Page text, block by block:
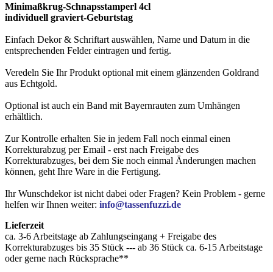
Minimaßkrug-Schnapsstamperl 4cl
individuell graviert-Geburtstag
Einfach Dekor & Schriftart auswählen, Name und Datum in die
entsprechenden Felder eintragen und fertig.
Veredeln Sie Ihr Produkt optional mit einem glänzenden Goldrand
aus Echtgold.
Optional ist auch ein Band mit Bayernrauten zum Umhängen
erhältlich.
Zur Kontrolle erhalten Sie in jedem Fall noch einmal einen
Korrekturabzug per Email - erst nach Freigabe des
Korrekturabzuges, bei dem Sie noch einmal Änderungen machen
können, geht Ihre Ware in die Fertigung.
Ihr Wunschdekor ist nicht dabei oder Fragen? Kein Problem - gerne
helfen wir Ihnen weiter: info@tassenfuzzi.de
Lieferzeit
ca. 3-6 Arbeitstage ab Zahlungseingang + Freigabe des
Korrekturabzuges bis 35 Stück --- ab 36 Stück ca. 6-15 Arbeitstage
oder gerne nach Rücksprache**